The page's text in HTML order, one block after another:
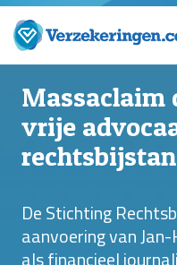
Massaclaim
vrije
De Stichting
aanvoering van
als financieel